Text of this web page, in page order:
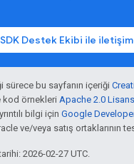
Destek Ekibi ile
sürece bu sayfanın içeriği
kod örnekleri Apache 2.0
bilgi için Google
ve/veya satış ortaklarının
2026-02-27 UTC.